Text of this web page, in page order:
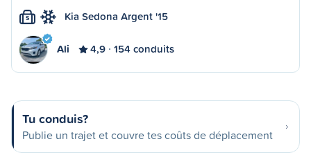
S Kia Sedona Argent '15
Ali 4,9 154 conduits
Tu conduis?
Publie un trajet et couvre tes coûts de déplacement